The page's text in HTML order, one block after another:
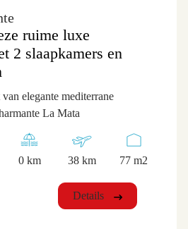
ruime luxe
2 slaapkamers en
elegante mediterrane
La Mata
0 km 38 km 77 m2
Details